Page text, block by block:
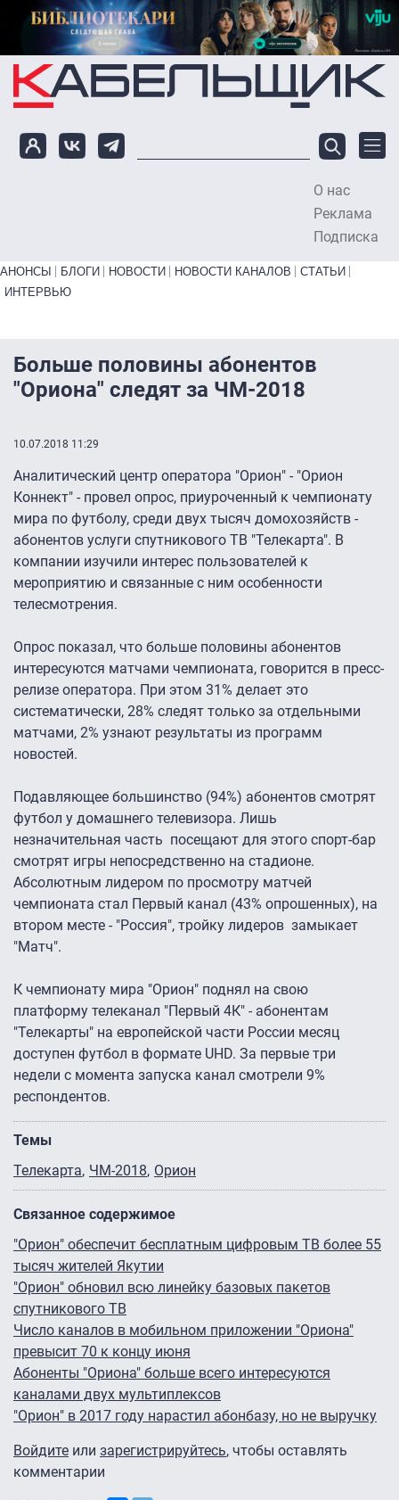
Перейти к основному содержанию
О нас
Реклама
Подписка
Primary links bottom
АНОНСЫ БЛОГИ НОВОСТИ НОВОСТИ КАНАЛОВ
СТАТЬИ
ИНТЕРВЬЮ
Больше половины абонентов
"Ориона" следят за ЧМ-2018
10.07.2018 11:29
Аналитический центр оператора "Орион" - "Орион
Коннект" - провел опрос, приуроченный к чемпионату
мира по футболу, среди двух тысяч домохозяйств -
абонентов услуги спутникового ТВ "Телекарта". В
компании изучили интерес пользователей к
мероприятию и связанные с ним особенности
телесмотрения.
Опрос показал, что больше половины абонентов
интересуются матчами чемпионата, говорится в пресс-
релизе оператора. При этом 31% делает это
систематически, 28% следят только за отдельными
матчами, 2% узнают результаты из программ
новостей.
Подавляющее большинство (94%) абонентов смотрят
футбол у домашнего телевизора. Лишь
незначительная часть посещают для этого спорт-бар
смотрят игры непосредственно на стадионе.
Абсолютным лидером по просмотру матчей
чемпионата стал Первый канал (43% опрошенных), на
втором месте - "Россия", тройку лидеров замыкает
"Матч".
К чемпионату мира "Орион" поднял на свою
платформу телеканал "Первый 4К" - абонентам
"Телекарты" на европейской части России месяц
доступен футбол в формате UHD. За первые три
недели с момента запуска канал смотрели 9%
респондентов.
Темы
Телекарта ЧМ-2018 Орион
Связанное содержимое
"Орион" обеспечит бесплатным цифровым ТВ более 55
тысяч жителей Якутии
"Орион" обновил всю линейку базовых пакетов
спутникового ТВ
Число каналов в мобильном приложении "Ориона"
превысит 70 к концу июня
Абоненты "Ориона" больше всего интересуются
каналами двух мультиплексов
"Орион" в 2017 году нарастил абонбазу, но не выручку
Войдите или зарегистрируйтесь, чтобы оставлять
комментарии